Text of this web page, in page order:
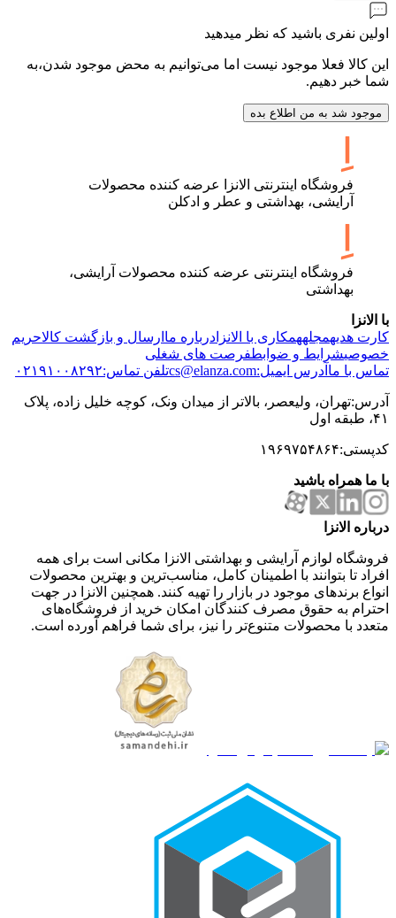
اولین نفری باشید که نظر میدهید
این کالا فعلا موجود نیست اما می‌توانیم به محض موجود شدن،به
شما خبر دهیم.
موجود شد به من اطلاع بده
فروشگاه اینترنتی الانزا عرضه کننده محصولات
آرایشی، بهداشتی و عطر و ادکلن
فروشگاه اینترنتی عرضه کننده محصولات آرایشی،
بهداشتی
با الانزا
کارت هدیهمجلههمکاری با الانزا درباره ما ارسال و بازگشت کالاحریم
خصوصیشرایط و ضوابطفرصت های شغلی
تماس با ما آدرس ایمیل:cs@elanza.com تلفن تماس:۰۲۱۹۱۰۰۸۲۹۲
آدرس:تهران، ولیعصر، بالاتر از میدان ونک، کوچه خلیل زاده، پلاک
۴۱، طبقه اول
کدپستی:۱۹۶۹۷۵۴۸۶۴
با ما همراه باشید
درباره الانزا
فروشگاه لوازم آرایشی و بهداشتی الانزا مکانی است برای همه
افراد تا بتوانند با اطمینان کامل، مناسب‌ترین و بهترین محصولات
انواع برندهای موجود در بازار را تهیه کنند. همچنین الانزا در جهت
احترام به حقوق مصرف کنندگان امکان خرید از فروشگاه‌های
متعدد با محصولات متنوع‌تر را نیز، برای شما فراهم آورده است.